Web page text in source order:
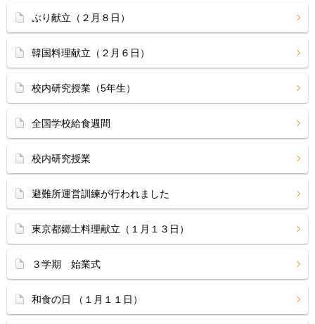
ぶり献立（２月８日）
韓国料理献立（２月６日）
校内研究授業（5年生）
全国学校給食週間
校内研究授業
避難所運営訓練が行われました
東京都郷土料理献立（１月１３日）
３学期 始業式
和食の日 （１月１１日）